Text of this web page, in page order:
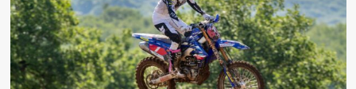
primo
podio
europeo
per
il
giovane